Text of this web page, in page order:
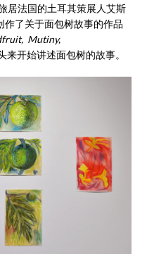
居法国的土耳其策展人艾斯
作了关于面包树故事的作品
Mutiny,
来开始讲述面包树的故事。